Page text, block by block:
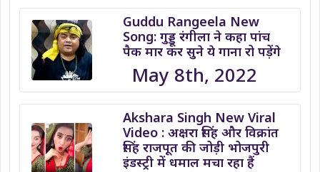
Guddu Rangeela New
Song: गुड्डू रंगीला ने कहा पांच
पैक मार कर सुने ये गाना रो पड़ेंगे
May 8th, 2022
Akshara Singh New Viral
Video : अक्षरा सिंह और विक्रांत
सिंह राजपूत की जोड़ी भोजपुरी
इंडस्ट्री में धमाल मचा रहा हैं